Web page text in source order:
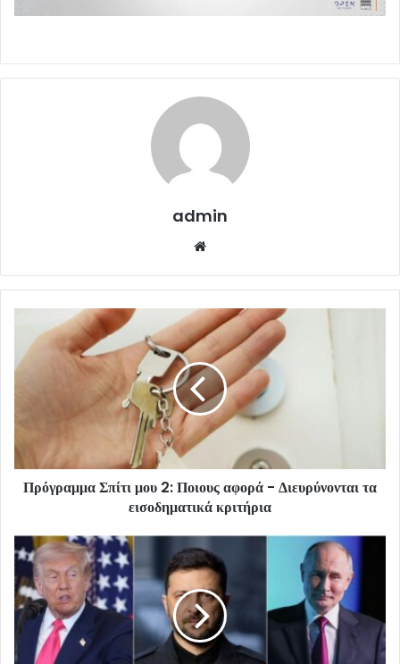
admin
Πρόγραμμα Σπίτι μου 2: Ποιους αφορά - Διευρύνονται τα
εισοδηματικά κριτήρια